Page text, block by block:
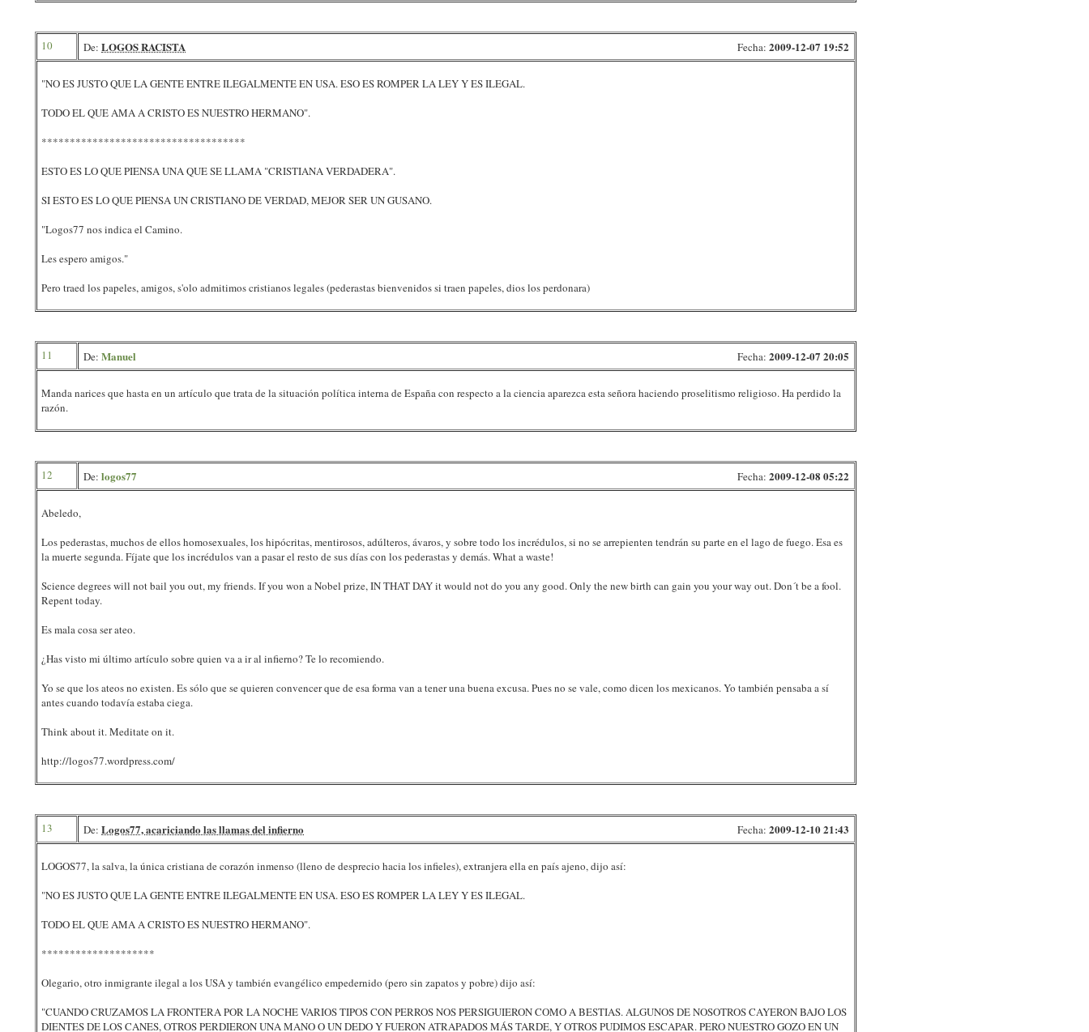
10 De: LOGOS RACISTA Fecha: 2009-12-07 19:52
"NO ES JUSTO QUE LA GENTE ENTRE ILEGALMENTE EN USA. ESO ES ROMPER LA LEY Y ES ILEGAL.
TODO EL QUE AMA A CRISTO ES NUESTRO HERMANO".
************************************
ESTO ES LO QUE PIENSA UNA QUE SE LLAMA "CRISTIANA VERDADERA".
SI ESTO ES LO QUE PIENSA UN CRISTIANO DE VERDAD, MEJOR SER UN GUSANO.
"Logos77 nos indica el Camino.
Les espero amigos."
Pero traed los papeles, amigos, s'olo admitimos cristianos legales (pederastas bienvenidos si traen papeles, dios los perdonara)
11 De: Manuel Fecha: 2009-12-07 20:05
Manda narices que hasta en un artículo que trata de la situación política interna de España con respecto a la ciencia aparezca esta señora haciendo proselitismo religioso. Ha perdido la
razón.
12 De: logos77 Fecha: 2009-12-08 05:22
Abeledo,
Los pederastas, muchos de ellos homosexuales, los hipócritas, mentirosos, adúlteros, ávaros, y sobre todo los incrédulos, si no se arrepienten tendrán su parte en el lago de fuego. Esa es
la muerte segunda. Fíjate que los incrédulos van a pasar el resto de sus días con los pederastas y demás. What a waste!
Science degrees will not bail you out, my friends. If you won a Nobel prize, IN THAT DAY it would not do you any good. Only the new birth can gain you your way out. Don´t be a fool.
Repent today.
Es mala cosa ser ateo.
¿Has visto mi último artículo sobre quien va a ir al infierno? Te lo recomiendo.
Yo se que los ateos no existen. Es sólo que se quieren convencer que de esa forma van a tener una buena excusa. Pues no se vale, como dicen los mexicanos. Yo también pensaba a sí
antes cuando todavía estaba ciega.
Think about it. Meditate on it.
http://logos77.wordpress.com/
13 De: Logos77, acariciando las llamas del infierno Fecha: 2009-12-10 21:43
LOGOS77, la salva, la única cristiana de corazón inmenso (lleno de desprecio hacia los infieles), extranjera ella en país ajeno, dijo así:
"NO ES JUSTO QUE LA GENTE ENTRE ILEGALMENTE EN USA. ESO ES ROMPER LA LEY Y ES ILEGAL.
TODO EL QUE AMA A CRISTO ES NUESTRO HERMANO".
********************
Olegario, otro inmigrante ilegal a los USA y también evangélico empedernido (pero sin zapatos y pobre) dijo así:
"CUANDO CRUZAMOS LA FRONTERA POR LA NOCHE VARIOS TIPOS CON PERROS NOS PERSIGUIERON COMO A BESTIAS. ALGUNOS DE NOSOTROS CAYERON BAJO LOS
DIENTES DE LOS CANES, OTROS PERDIERON UNA MANO O UN DEDO Y FUERON ATRAPADOS MÁS TARDE, Y OTROS PUDIMOS ESCAPAR. PERO NUESTRO GOZO EN UN